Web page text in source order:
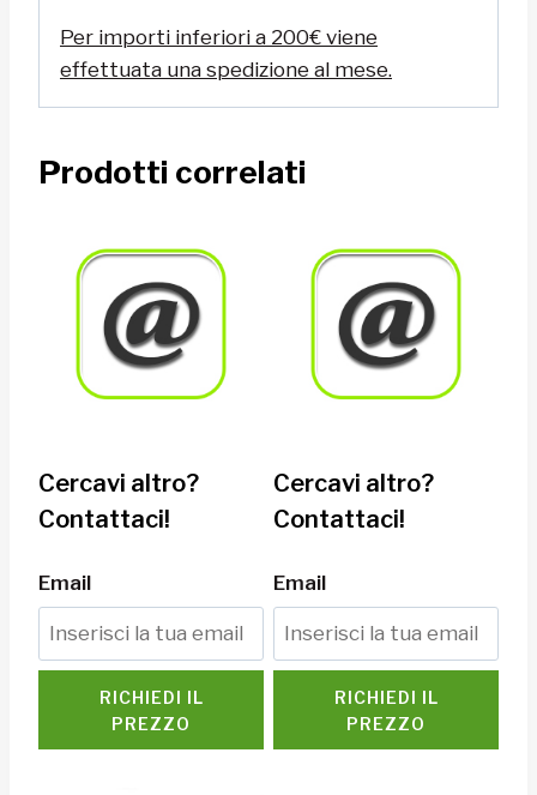
Per importi inferiori a 200€ viene
effettuata una spedizione al mese.
Prodotti correlati
Cercavi altro?
Contattaci!
Email
RICHIEDI IL
PREZZO
Cercavi altro?
Contattaci!
Email
RICHIEDI IL
PREZZO